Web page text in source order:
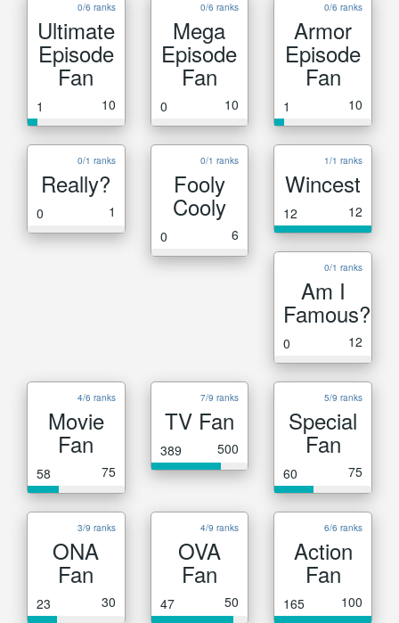
0/6 ranks
Ultimate
Episode
Fan
1 10
0/6 ranks
Mega
Episode
Fan
0 10
0/6 ranks
Armor
Episode
Fan
1 10
0/1 ranks
Really?
0 1
0/1 ranks
Fooly
Cooly
0 6
1/1 ranks
Wincest
12 12
0/1 ranks
Am I
Famous?
0 12
4/6 ranks
Movie
Fan
58 75
7/9 ranks
TV Fan
389 500
5/9 ranks
Special
Fan
60 75
3/9 ranks
ONA
Fan
23 30
4/9 ranks
OVA
Fan
47 50
6/6 ranks
Action
Fan
165 100